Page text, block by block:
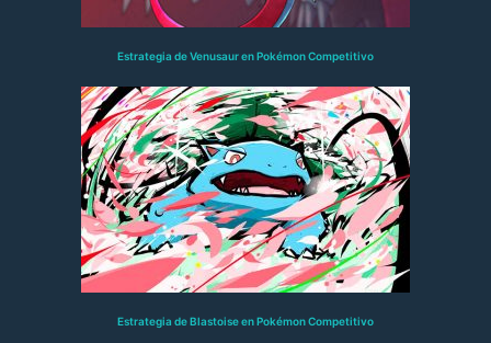
Estrategia de Venusaur en Pokémon Competitivo
Estrategia de Blastoise en Pokémon Competitivo